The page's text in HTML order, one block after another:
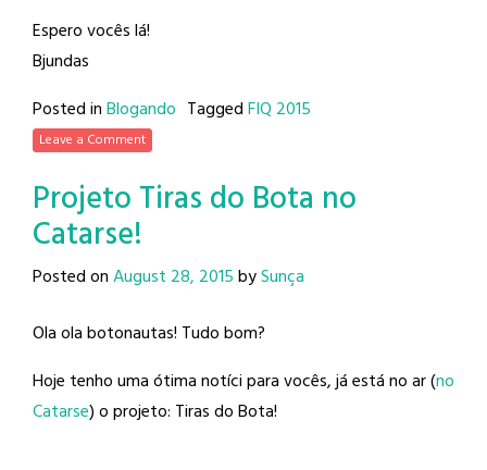
Espero vocês lá!
Bjundas
Posted inBlogando TaggedFIQ 2015
Leave a Comment
Projeto Tiras do Bota no
Catarse!
Posted onAugust 28, 2015bySunça
Ola ola botonautas! Tudo bom?
Hoje tenho uma ótima notíci para vocês, já está no ar (no
Catarse) o projeto: Tiras do Bota!